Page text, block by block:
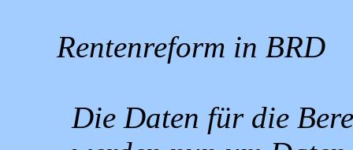
Rentenreform in BRD
Die Daten für die